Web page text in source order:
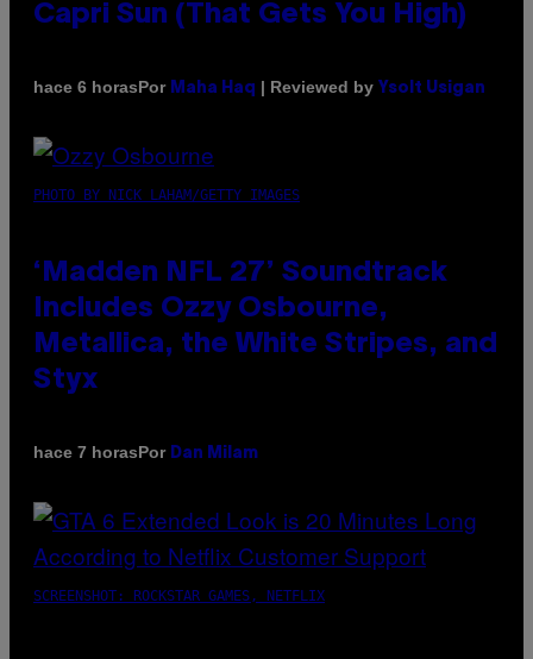
Capri Sun (That Gets You High)
hace 6 horasPor Maha Haq | Reviewed by Ysolt Usigan
PHOTO BY NICK LAHAM/GETTY IMAGES
‘Madden NFL 27’ Soundtrack
Includes Ozzy Osbourne,
Metallica, the White Stripes, and
Styx
hace 7 horasPor Dan Milam
SCREENSHOT: ROCKSTAR GAMES, NETFLIX